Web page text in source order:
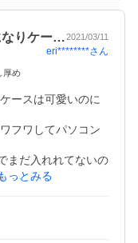
なりケー…2021/03/11
eri********さん
厚め
ースは可愛いのに
フワしてパソコン
まだ入れれてないの
くパソコンを入れ
っとみる